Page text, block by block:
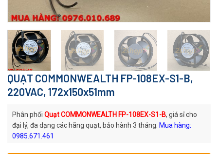
QUẠT COMMONWEALTH FP-108EX-S1-B,
220VAC, 172x150x51mm
Phân phối Quạt COMMONWEALTH FP-108EX-S1-B, giá sỉ cho
đại lý, đa dạng các hãng quạt, bảo hành 3 tháng. Mua hàng:
0985.671.461